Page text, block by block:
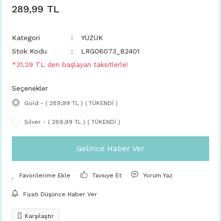
289,99 TL
Kategori
YÜZÜK
Stok Kodu
LRG06073_82401
*31,29 TL den başlayan taksitlerle!
Seçenekler
Gold - ( 289,99 TL ) ( TÜKENDİ )
Silver - ( 289,99 TL ) ( TÜKENDİ )
Gelince Haber Ver
Tavsiye Et Yorum Yaz
Fiyatı Düşünce Haber Ver
Karşılaştır